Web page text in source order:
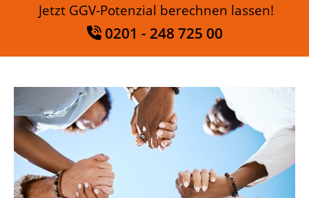
Jetzt GGV-Potenzial berechnen lassen!
0201 - 248 725 00